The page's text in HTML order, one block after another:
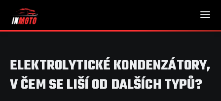
ELEKTROLYTICKÉ KONDENZÁTORY,
V ČEM SE LIŠÍ OD DALŠÍCH TYPŮ?